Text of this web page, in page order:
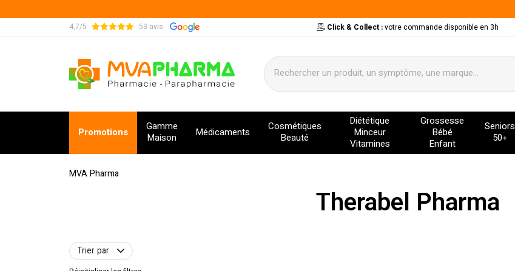
4,7/5 53 avis Click & Collect :votre commande disponible en 3h
MVA Pharma Votre pharmacie en ligne à votre service
Promotions
Gamme
Maison
Médicaments
Cosmétiques
Beauté
Diététique
Minceur
Vitamines
Grossesse
Bébé
Enfant
Seniors
50+
MVA Pharma
Therabel Pharma
Trier par